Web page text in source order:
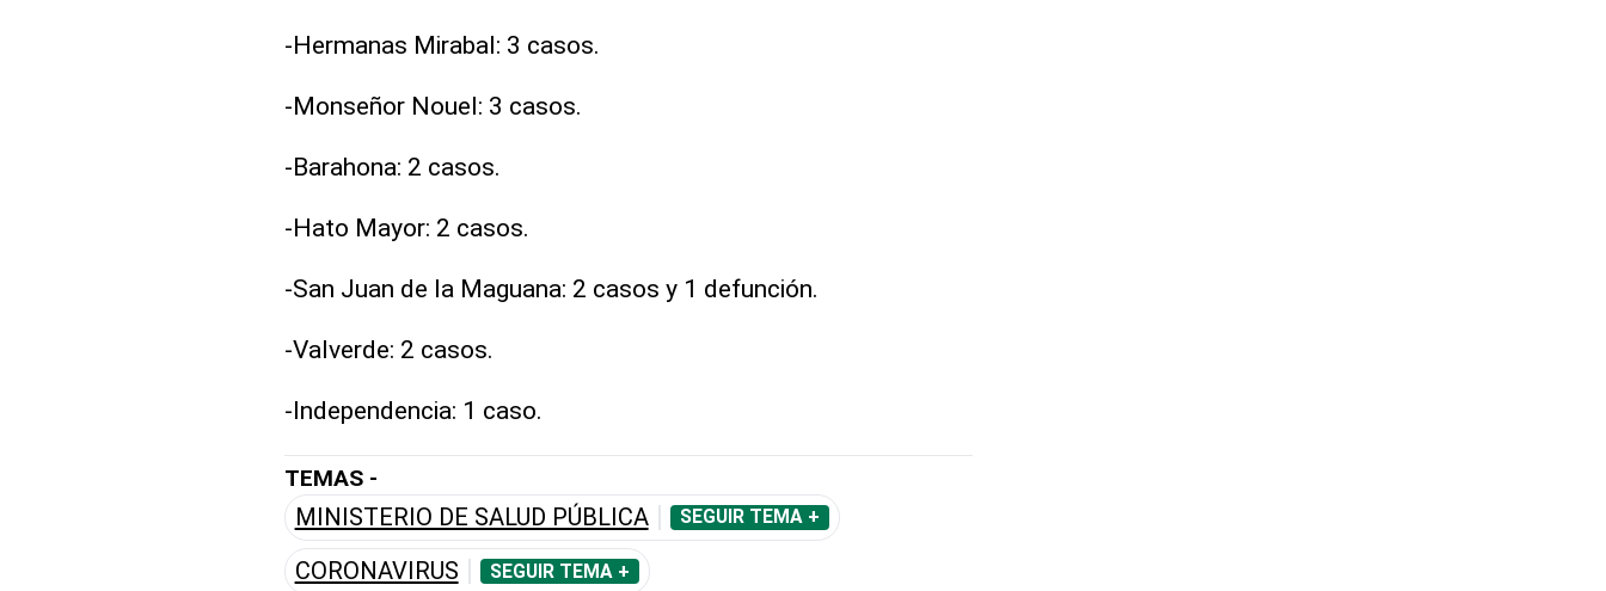
-Hermanas Mirabal: 3 casos.
-Monseñor Nouel: 3 casos.
-Barahona: 2 casos.
-Hato Mayor: 2 casos.
-San Juan de la Maguana: 2 casos y 1 defunción.
-Valverde: 2 casos.
-Independencia: 1 caso.
TEMAS -
MINISTERIO DE SALUD PÚBLICA SEGUIR TEMA +
CORONAVIRUS SEGUIR TEMA +